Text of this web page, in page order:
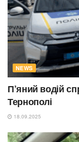
NEWS
П’яний водій
Тернополі
18.09.2025